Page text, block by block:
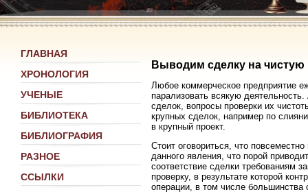
ГЛАВНАЯ
ХРОНОЛОГИЯ
УЧЕНЫЕ
БИБЛИОТЕКА
БИБЛИОГРАФИЯ
РАЗНОЕ
ССЫЛКИ
Выводим сделку на чистую
Любое коммерческое предприятие
парализовать всякую
сделок, вопросы проверки их
крупных сделок, например по
в крупный проект.
Стоит оговориться, что
данного явления, что порой
соответствие сделки требованиям
проверку, в результате которой
операции, в том числе